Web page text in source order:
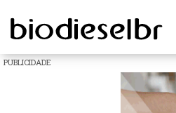
PUBLICIDADE